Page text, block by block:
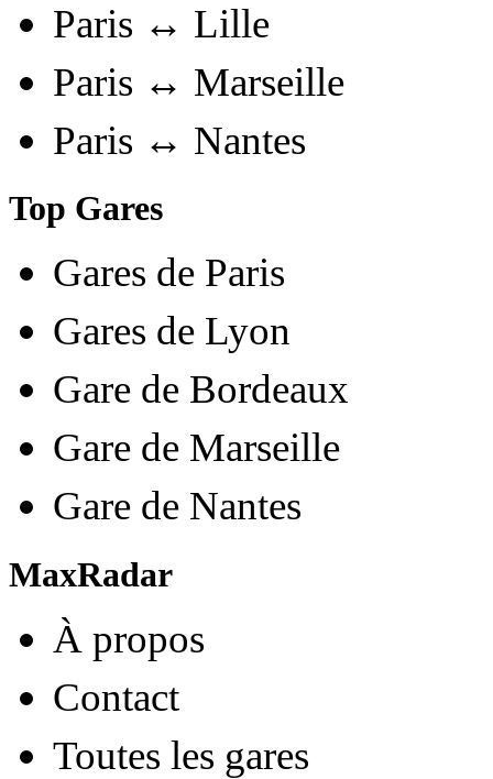
Paris ↔ Lille
Paris ↔ Marseille
Paris ↔ Nantes
Top Gares
Gares de Paris
Gares de Lyon
Gare de Bordeaux
Gare de Marseille
Gare de Nantes
MaxRadar
À propos
Contact
Toutes les gares